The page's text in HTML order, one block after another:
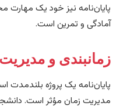
نیز خود یک مهارت
و تمرین است.
و مدیریت
یک پروژه بلندمدت است
زمان مؤثر است. دانشجویان